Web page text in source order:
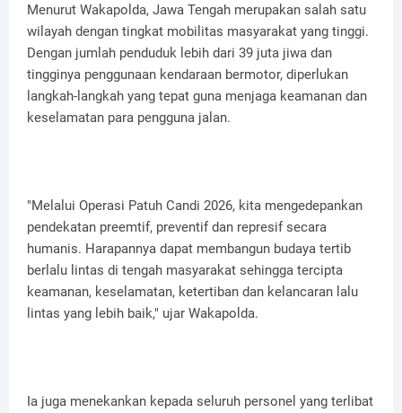
Menurut Wakapolda, Jawa Tengah merupakan salah satu
wilayah dengan tingkat mobilitas masyarakat yang tinggi.
Dengan jumlah penduduk lebih dari 39 juta jiwa dan
tingginya penggunaan kendaraan bermotor, diperlukan
langkah-langkah yang tepat guna menjaga keamanan dan
keselamatan para pengguna jalan.
"Melalui Operasi Patuh Candi 2026, kita mengedepankan
pendekatan preemtif, preventif dan represif secara
humanis. Harapannya dapat membangun budaya tertib
berlalu lintas di tengah masyarakat sehingga tercipta
keamanan, keselamatan, ketertiban dan kelancaran lalu
lintas yang lebih baik," ujar Wakapolda.
Ia juga menekankan kepada seluruh personel yang terlibat